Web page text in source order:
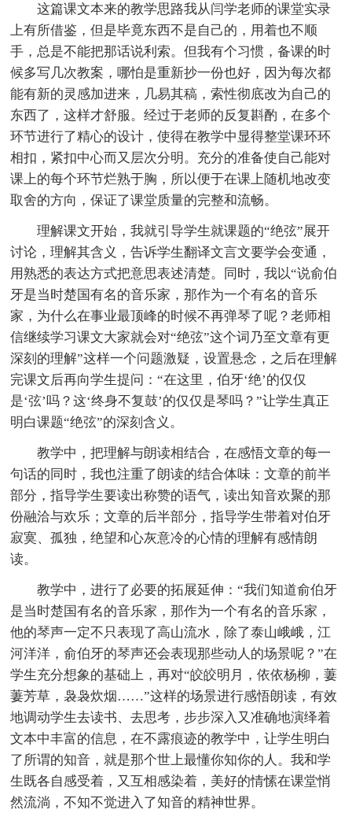
这篇课文本来的教学思路我从闫学老师的课堂实录
上有所借鉴，但是毕竟东西不是自己的，用着也不顺
手，总是不能把那话说利索。但我有个习惯，备课的时
候多写几次教案，哪怕是重新抄一份也好，因为每次都
能有新的灵感加进来，几易其稿，索性彻底改为自己的
东西了，这样才舒服。经过于老师的反复斟酌，在多个
环节进行了精心的设计，使得在教学中显得整堂课环环
相扣，紧扣中心而又层次分明。充分的准备使自己能对
课上的每个环节烂熟于胸，所以便于在课上随机地改变
取舍的方向，保证了课堂质量的完整和流畅。
理解课文开始，我就引导学生就课题的“绝弦”展开
讨论，理解其含义，告诉学生翻译文言文要学会变通，
用熟悉的表达方式把意思表述清楚。同时，我以“说俞伯
牙是当时楚国有名的音乐家，那作为一个有名的音乐
家，为什么在事业最顶峰的时候不再弹琴了呢？老师相
信继续学习课文大家就会对“绝弦”这个词乃至文章有更
深刻的理解”这样一个问题激疑，设置悬念，之后在理解
完课文后再向学生提问：“在这里，伯牙‘绝’的仅仅
是‘弦’吗？这‘终身不复鼓’的仅仅是琴吗？”让学生真正
明白课题“绝弦”的深刻含义。
教学中，把理解与朗读相结合，在感悟文章的每一
句话的同时，我也注重了朗读的结合体味：文章的前半
部分，指导学生要读出称赞的语气，读出知音欢聚的那
份融洽与欢乐；文章的后半部分，指导学生带着对伯牙
寂寞、孤独，绝望和心灰意冷的心情的理解有感情朗
读。
教学中，进行了必要的拓展延伸：“我们知道俞伯牙
是当时楚国有名的音乐家，那作为一个有名的音乐家，
他的琴声一定不只表现了高山流水，除了泰山峨峨，江
河洋洋，俞伯牙的琴声还会表现那些动人的场景呢？”在
学生充分想象的基础上，再对“皎皎明月，依依杨柳，萋
萋芳草，袅袅炊烟……”这样的场景进行感悟朗读，有效
地调动学生去读书、去思考，步步深入又准确地演绎着
文本中丰富的信息，在不露痕迹的教学中，让学生明白
了所谓的知音，就是那个世上最懂你知你的人。我和学
生既各自感受着，又互相感染着，美好的情愫在课堂悄
然流淌，不知不觉进入了知音的精神世界。